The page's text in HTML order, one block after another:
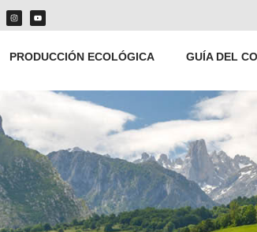
PRODUCCIÓN ECOLÓGICA GUÍA DEL